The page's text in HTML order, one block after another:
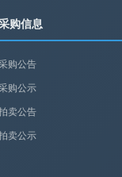
购信息
购公告
购公示
卖公告
卖公示